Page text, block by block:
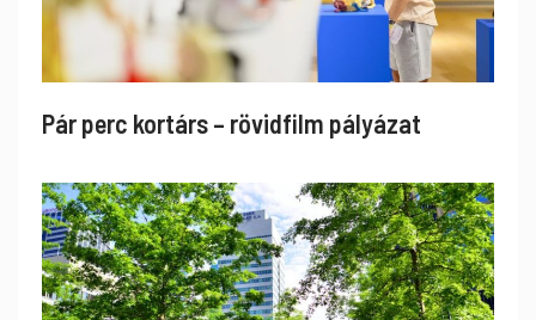
Pár perc kortárs – rövidfilm pályázat